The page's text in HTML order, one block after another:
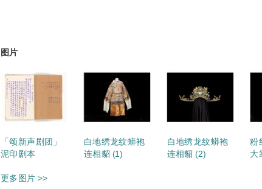
图片
「颂新声剧团」
泥印剧本
白地绣龙纹蟒袍
连相貂 (1)
白地绣龙纹蟒袍
连相貂 (2)
粉
大
更多图片 >>